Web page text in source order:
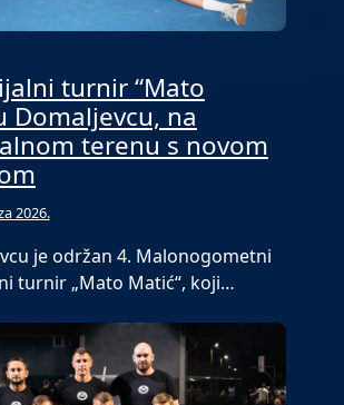
turnir “Mato
Domaljevcu, na
terenu s novom
2026.
je održan 4. Malonogometni
turnir „Mato Matić“, koji…